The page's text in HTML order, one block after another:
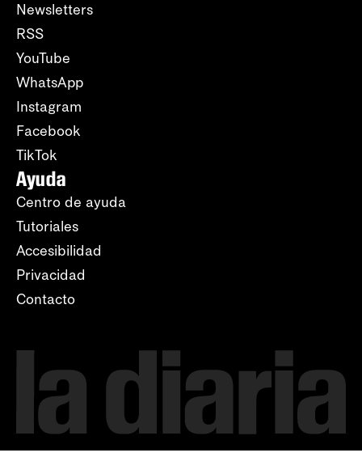
Newsletters
RSS
YouTube
WhatsApp
Instagram
Facebook
TikTok
Ayuda
Centro de ayuda
Tutoriales
Accesibilidad
Privacidad
Contacto